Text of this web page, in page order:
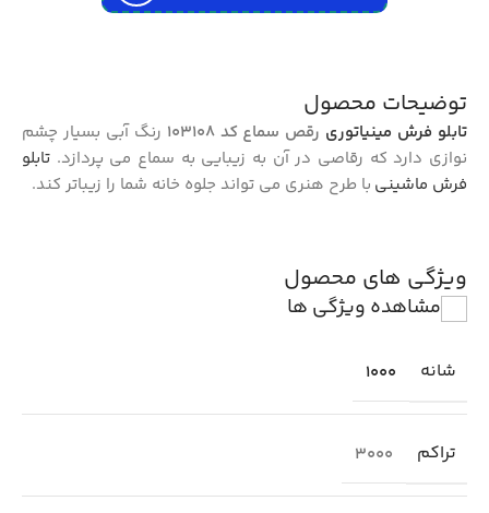
توضیحات محصول
تابلو فرش مینیاتوری رقص سماع کد 103108
رنگ آبی بسیار چشم
نوازی دارد که رقاصی در آن به زیبایی به سماع می پردازد. تابلو
فرش ماشینی با طرح هنری می تواند جلوه خانه شما را زیباتر کند.
ویژگی های محصول
مشاهده ویژگی ها
شانه 1000
تراکم 3000